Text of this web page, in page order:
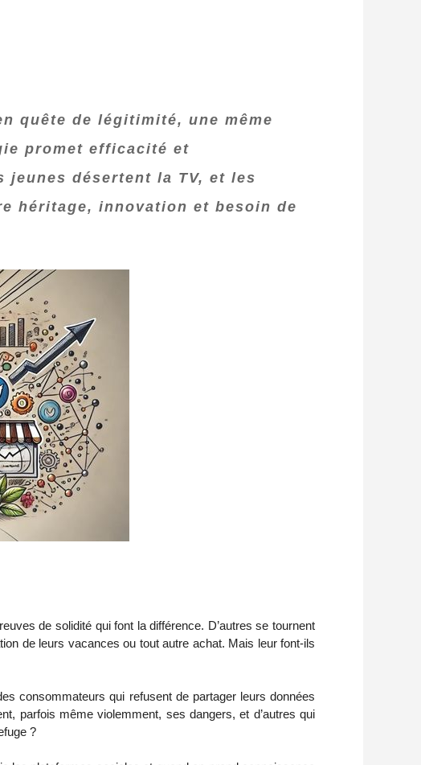
quête de légitimité, une même
promet efficacité et
désertent la TV, et les
héritage, innovation et besoin de
de solidité qui font la différence. D’autres se tournent
de leurs vacances ou tout autre achat. Mais leur font-ils
consommateurs qui refusent de partager leurs données
parfois même violemment, ses dangers, et d’autres qui
?